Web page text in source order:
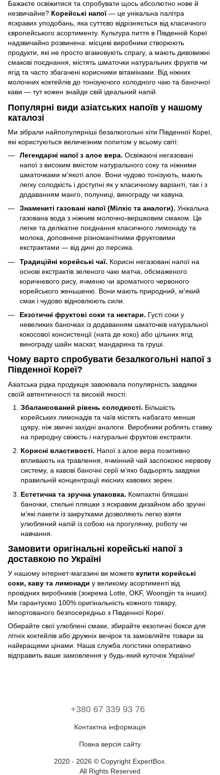
Бажаєте освіжитися та спробувати щось абсолютно нове й
незвичайне? Корейські напої— це унікальна палітра
яскравих уподобань, яка суттєво відрізняється від класичного
європейського асортименту. Культура пиття в Південній Кореї
надзвичайно розвинена: місцеві виробники створюють
продукти, які не просто вгамовують спрагу, а мають дивовижні
смакові поєднання, містять шматочки натуральних фруктів чи
ягід та часто збагачені корисними вітамінами. Від ніжних
молочних коктейлів до тонізуючого холодного чаю та баночної
кави — тут кожен знайде свій ідеальний напій.
Популярні види азіатських напоїв у нашому
каталозі
Ми зібрали найпопулярніші безалкогольні хіти Південної Кореї,
які користуються величезним попитом у всьому світі:
Легендарні напої з алое вера. Освіжаючі негазовані
напої з високим вмістом натурального соку та ніжними
шматочками м'якоті алое. Вони чудово тонізують, мають
легку солодкість і доступні як у класичному варіанті, так і з
додаванням манго, полуниці, винограду чи кавуна.
Знамениті газовані напої (Мілкіс та аналоги). Унікальна
газована вода з ніжним молочно-вершковим смаком. Це
легке та делікатне поєднання класичного лимонаду та
молока, доповнене різноманітними фруктовими
екстрактами — від дині до персика.
Традиційні корейські чаї. Корисні негазовані напої на
основі екстрактів зеленого чаю матча, обсмаженого
коричневого рису, ячменю чи ароматного червоного
корейського женьшеню. Вони мають природний, м'який
смак і чудово відновлюють сили.
Екзотичні фруктові соки та нектари. Густі соки у
невеликих баночках із додаванням шматочків натуральної
кокосової консистенції (ната де коко) або цільних ягід
винограду шайн маскат, мандарина та груші.
Чому варто спробувати безалкогольні напої з
Південної Кореї?
Азіатська рідка продукція завоювала популярність завдяки
своїй автентичності та високій якості:
Збалансований рівень солодкості. Більшість
корейських лимонадів та чаїв містять набагато менше
цукру, ніж звичні західні аналоги. Виробники роблять ставку
на природну свіжість і натуральні фруктові екстракти.
Корисні властивості. Напої з алое вера позитивно
впливають на травлення, ячмінний чай заспокоює нервову
систему, а кавові баночні серії м'яко бадьорять завдяки
правильній концентрації якісних кавових зерен.
Естетична та зручна упаковка. Компактні бляшані
баночки, стильні пляшки з яскравим дизайном або зручні
м'які пакети із закрутками дозволяють легко взяти
улюблений напій із собою на прогулянку, роботу чи
навчання.
Замовити оригінальні корейські напої з
доставкою по Україні
У нашому інтернет-магазині ви можете купити корейські
соки, каву та лимонади у великому асортименті від
провідних виробників (зокрема Lotte, OKF, Woongjin та інших).
Ми гарантуємо 100% оригінальність кожного товару,
імпортованого безпосередньо з Південної Кореї.
Обирайте свої улюблені смаки, збирайте екзотичні бокси для
літніх коктейлів або дружніх вечірок та замовляйте товари за
найкращими цінами. Наша служба логістики оперативно
відправить ваше замовлення у будь-який куточок України!
+380 67 339 93 76
Контактна інформація
Повна версія сайту
2020 - 2026 © Copyright ExpertBox.
All Rights Reserved